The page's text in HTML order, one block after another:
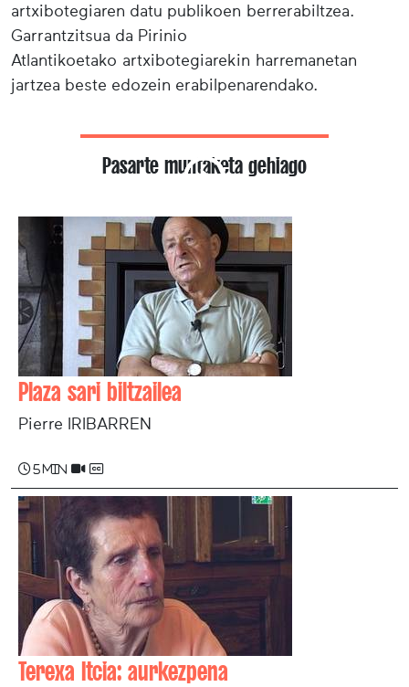
artxibotegiaren datu publikoen berrerabiltzea.
Garrantzitsua da Pirinio
Atlantikoetako artxibotegiarekin harremanetan
jartzea beste edozein erabilpenarendako.
Pasarte muntaketa gehiago
Plaza sari biltzailea
Pierre IRIBARREN
5 min
Terexa Itcia: aurkezpena